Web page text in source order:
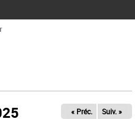
« Préc. Suiv. »